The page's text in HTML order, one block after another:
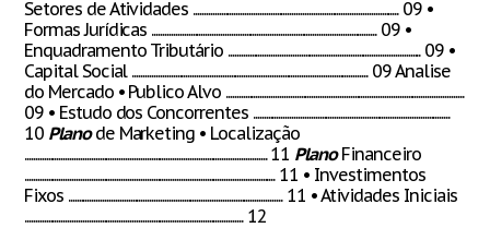
Setores de Atividades ................................................................................................ 09 •
Formas Jurídicas ......................................................................................................... 09 •
Enquadramento Tributário .......................................................................................... 09 •
Capital Social .............................................................................................................. 09 Analise
do Mercado • Publico Alvo ...............................................................................................................
09 • Estudo dos Concorrentes ............................................................................................
10 Planode Marketing • Localização
................................................................................................................. 11 PlanoFinanceiro
..................................................................................................................... 11 • Investimentos
Fixos .................................................................................................... 11 • Atividades Iniciais
...................................................................................................... 12